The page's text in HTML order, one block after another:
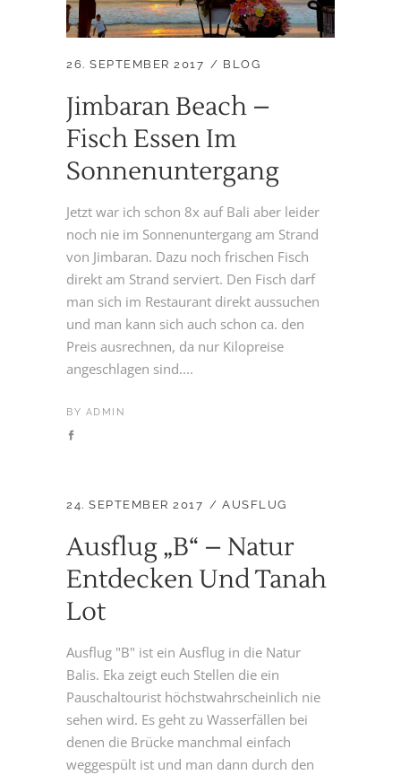
26. SEPTEMBER 2017 BLOG
Jimbaran Beach –
Fisch Essen Im
Sonnenuntergang
Jetzt war ich schon 8x auf Bali aber leider
noch nie im Sonnenuntergang am Strand
von Jimbaran. Dazu noch frischen Fisch
direkt am Strand serviert. Den Fisch darf
man sich im Restaurant direkt aussuchen
und man kann sich auch schon ca. den
Preis ausrechnen, da nur Kilopreise
angeschlagen sind....
BY ADMIN
24. SEPTEMBER 2017 AUSFLUG
Ausflug „B“ – Natur
Entdecken Und Tanah
Lot
Ausflug "B" ist ein Ausflug in die Natur
Balis. Eka zeigt euch Stellen die ein
Pauschaltourist höchstwahrscheinlich nie
sehen wird. Es geht zu Wasserfällen bei
denen die Brücke manchmal einfach
weggespült ist und man dann durch den